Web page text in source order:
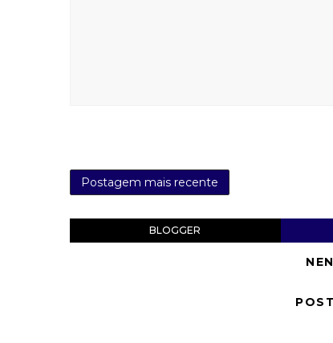
Postagem mais recente
BLOGGER